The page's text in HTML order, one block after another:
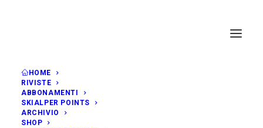
HOME
RIVISTE
ABBONAMENTI
SKIALPER POINTS
ARCHIVIO
SHOP